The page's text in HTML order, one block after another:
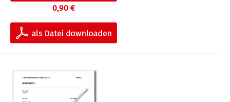
0,90 €